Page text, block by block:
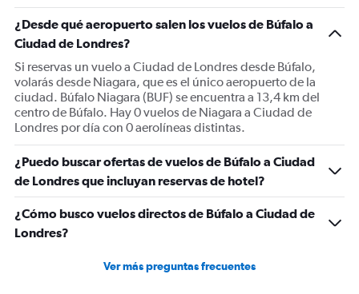
¿Desde qué aeropuerto salen los vuelos de Búfalo a
Ciudad de Londres?
Si reservas un vuelo a Ciudad de Londres desde Búfalo,
volarás desde Niagara, que es el único aeropuerto de la
ciudad. Búfalo Niagara (BUF) se encuentra a 13,4 km del
centro de Búfalo. Hay 0 vuelos de Niagara a Ciudad de
Londres por día con 0 aerolíneas distintas.
¿Puedo buscar ofertas de vuelos de Búfalo a Ciudad
de Londres que incluyan reservas de hotel?
¿Cómo busco vuelos directos de Búfalo a Ciudad de
Londres?
Ver más preguntas frecuentes